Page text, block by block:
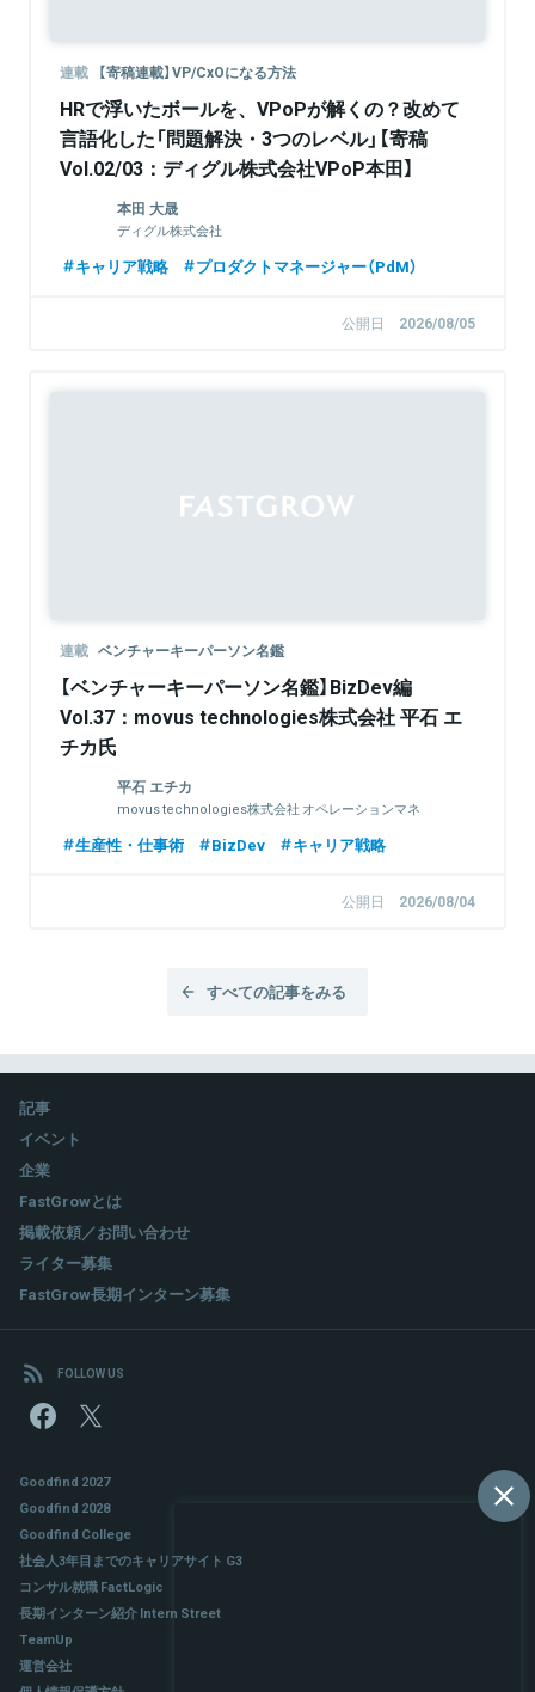
連載 【寄稿連載】VP/CxOになる方法
HRで浮いたボールを、VPoPが解くの？改めて
言語化した「問題解決・3つのレベル」【寄稿
Vol.02/03：ディグル株式会社VPoP本田】
本田 大晟
ディグル株式会社
キャリア戦略 プロダクトマネージャー（PdM）
公開日 2026/08/05
連載 ベンチャーキーパーソン名鑑
【ベンチャーキーパーソン名鑑】BizDev編
Vol.37：movus technologies株式会社 平石 エ
チカ氏
平石 エチカ
movus technologies株式会社 オペレーションマネ
生産性・仕事術 BizDev キャリア戦略
公開日 2026/08/04
すべての記事をみる
記事
イベント
企業
FastGrowとは
掲載依頼／お問い合わせ
ライター募集
FastGrow長期インターン募集
FOLLOW US
Goodfind 2027
Goodfind 2028
Goodfind College
社会人3年目までのキャリアサイト G3
コンサル就職 FactLogic
長期インターン紹介 Intern Street
TeamUp
運営会社